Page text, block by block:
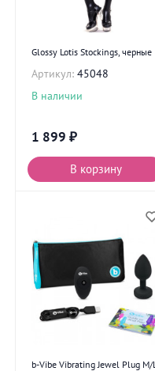
Glossy Lotis Stockings, черные
Артикул: 45048
В наличии
1 899 ₽
В корзину
b-Vibe Vibrating Jewel Plug M/L,